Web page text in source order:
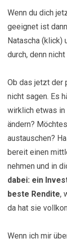
Wenn du dich
geeignet ist
Natascha (klick)
durch, denn
Ob das jetzt der
nicht sagen. Es
wirklich etwas in
ändern?
austauschen?
bereit einen
nehmen und in
dabei: ein
beste Rendite,
da hat sie
Wenn ich mir